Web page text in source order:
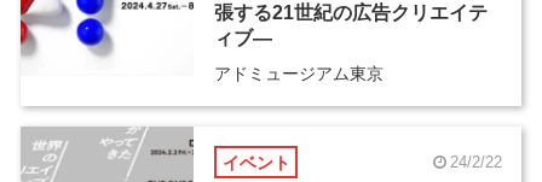
張する21世紀の広告クリエイテ
ィブ―
アドミュージアム東京
イベント 24/2/22